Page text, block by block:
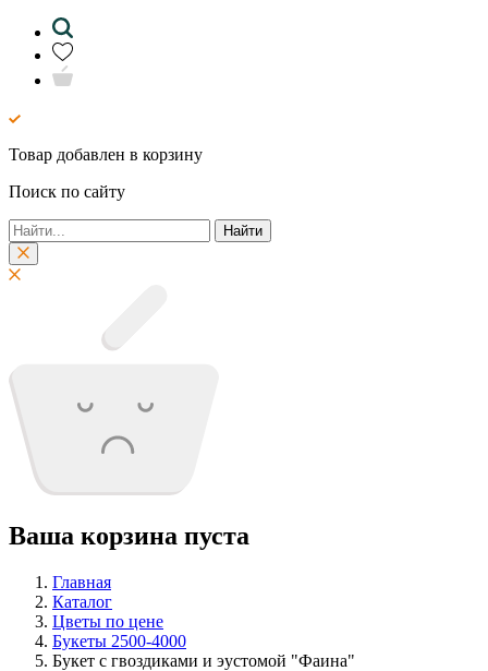
Товар добавлен в корзину
Поиск по сайту
Найти
Ваша корзина пуста
Главная
Каталог
Цветы по цене
Букеты 2500-4000
Букет с гвоздиками и эустомой "Фаина"